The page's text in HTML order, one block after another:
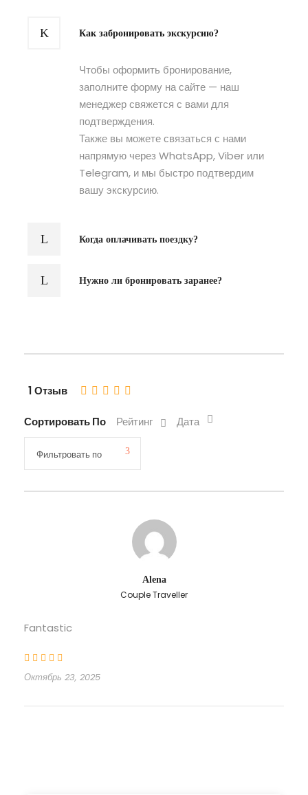
Как забронировать экскурсию?
Чтобы оформить бронирование,
заполните форму на сайте — наш
менеджер свяжется с вами для
подтверждения.
Также вы можете связаться с нами
напрямую через WhatsApp, Viber или
Telegram, и мы быстро подтвердим
вашу экскурсию.
Когда оплачивать поездку?
Нужно ли бронировать заранее?
1 Отзыв
Сортировать По Рейтинг Дата
Alena
Couple Traveller
Fantastic
Октябрь 23, 2025